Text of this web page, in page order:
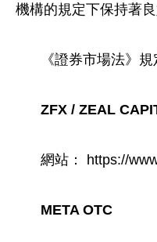
機構的規定下保持著
《證券市場法》
ZFX / ZEAL
網站： https://
META OTC